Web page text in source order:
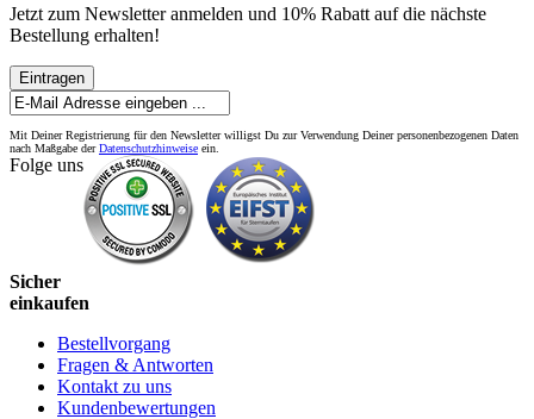
Jetzt zum Newsletter anmelden und 10% Rabatt auf die nächste
Bestellung erhalten!
Eintragen
Mit Deiner Registrierung für den Newsletter willigst Du zur Verwendung Deiner personenbezogenen Daten
nach Maßgabe derDatenschutzhinweise ein.
Folge uns
Sicher
einkaufen
Bestellvorgang
Fragen & Antworten
Kontakt zu uns
Kundenbewertungen